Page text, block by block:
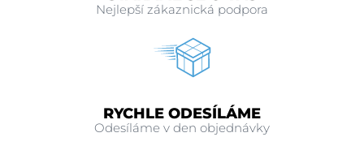
Nejlepší zákaznická podpora
RYCHLE ODESÍLÁME
Odesíláme v den objednávky